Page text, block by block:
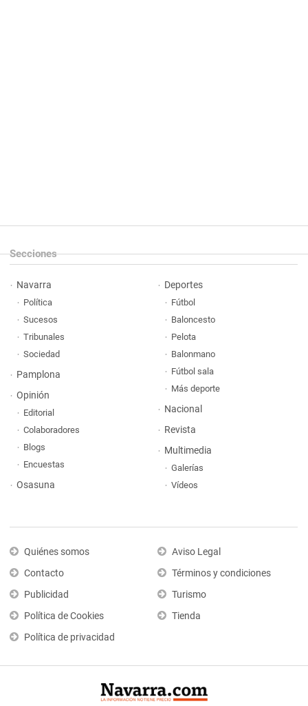
Secciones
Navarra
Política
Sucesos
Tribunales
Sociedad
Pamplona
Opinión
Editorial
Colaboradores
Blogs
Encuestas
Osasuna
Deportes
Fútbol
Baloncesto
Pelota
Balonmano
Fútbol sala
Más deporte
Nacional
Revista
Multimedia
Galerías
Vídeos
Quiénes somos
Contacto
Publicidad
Política de Cookies
Política de privacidad
Aviso Legal
Términos y condiciones
Turismo
Tienda